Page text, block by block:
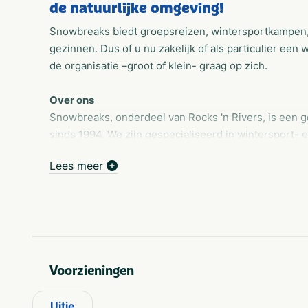
de natuurlijke omgeving!
Snowbreaks biedt groepsreizen,
gezinnen. Dus of u nu zakelijk of als particulier een
de organisatie –groot of klein- graag op zich.
Over ons
Snowbreaks, onderdeel van Rocks 'n Rivers, is
sinds 1994. We zijn gespecialiseerd in wintersport-
vlekkeloze voorbereiding van uw wintersportreis.
Wintersport voor bedrijven
zoek naar een georganiseerd wintersport
Lees meer
Voorzieningen